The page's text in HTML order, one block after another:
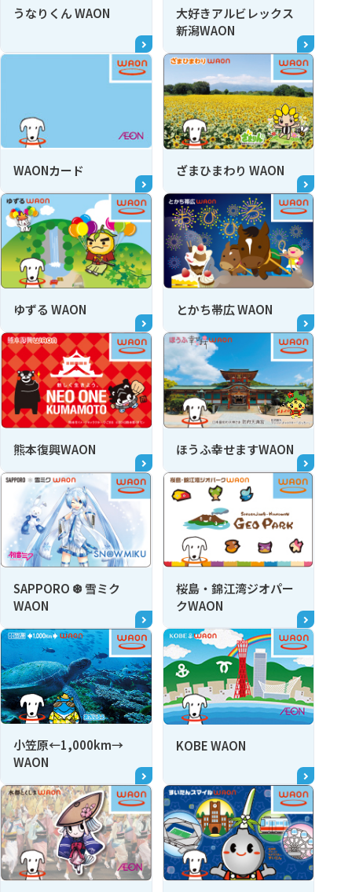
うなりくん WAON
大好きアルビレックス
新潟WAON
WAONカード ざまひまわり WAON
ゆずる WAON とかち帯広 WAON
熊本復興WAON ほうふ幸せますWAON
SAPPORO ❆ 雪ミク
WAON
桜島・錦江湾ジオパー
クWAON
小笠原←1,000km→
WAON
KOBE WAON